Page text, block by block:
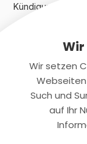
Kündigungsindex
Rechtliches
Datenschutz
Wir
Wir setzen
Such und
auf Ihr